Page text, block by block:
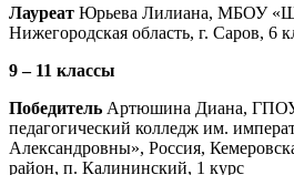
Лауреат Юрьева Лилиана, МБОУ
Нижегородская область, г. Саров, 6
9 – 11 классы
Победитель Артюшина Диана,
педагогический колледж им.
Александровны», Россия,
район, п. Калининский, 1 курс